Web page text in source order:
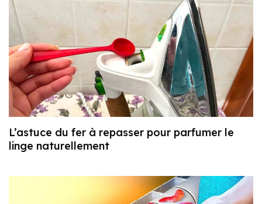
L’astuce du fer à repasser pour parfumer le
linge naturellement